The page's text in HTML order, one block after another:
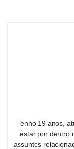
Tenho 19 anos,
estar por dentro
assuntos